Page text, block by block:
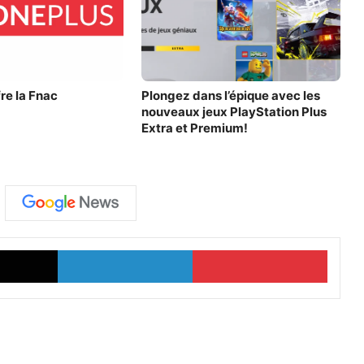
la Fnac
Plongez dans l’épique avec les
nouveaux jeux PlayStation Plus
Extra et Premium!
X Linkedin